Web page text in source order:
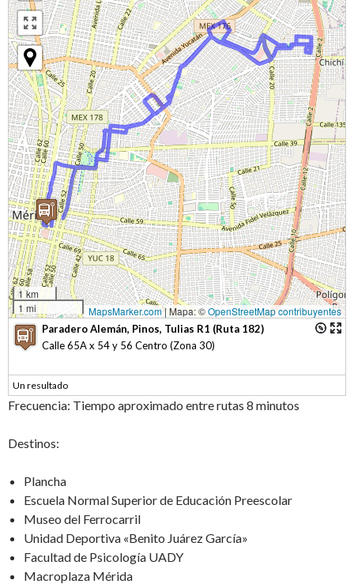
1 km
1 mi
MapsMarker.com|Mapa: ©OpenStreetMap contribuyentes
Paradero Alemán, Pinos, Tulias R1 (Ruta 182)
Calle 65A x 54 y 56 Centro (Zona 30)
Un resultado
Frecuencia: Tiempo aproximado entre rutas 8 minutos
Destinos:
Plancha
Escuela Normal Superior de Educación Preescolar
Museo del Ferrocarril
Unidad Deportiva «Benito Juárez García»
Facultad de Psicología UADY
Macroplaza Mérida